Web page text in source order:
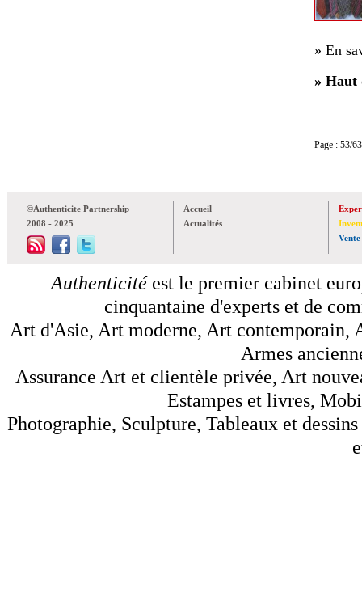
» En
» Haut
Page :
©Authenticite Partnership
2008 - 2025
Accueil
Actualités
Vente
Authenticitéest le premier cabinet
cinquantaine d'experts et de
Art d'Asie, Art moderne, Art contemporain,
Armes
Assurance Art et clientèle privée, Art
Estampes et livres,
Photographie, Sculpture, Tableaux et